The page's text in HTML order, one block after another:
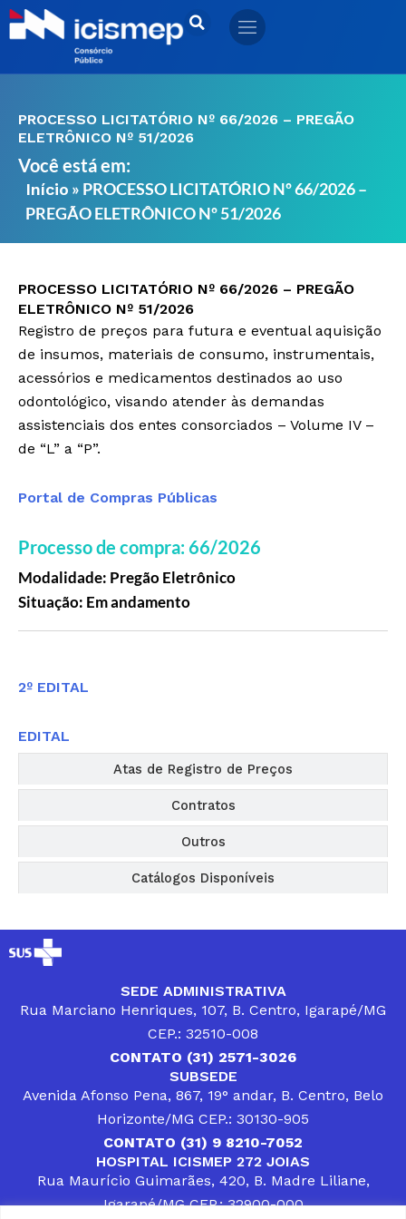
Ir
para
PROCESSO LICITATÓRIO Nº 66/2026 – PREGÃO
ELETRÔNICO Nº 51/2026
Você está em:
Início » PROCESSO LICITATÓRIO Nº 66/2026 –
PREGÃO ELETRÔNICO Nº 51/2026
PROCESSO LICITATÓRIO Nº 66/2026 – PREGÃO
ELETRÔNICO Nº 51/2026
Registro de preços para futura e eventual aquisição
de insumos, materiais de consumo, instrumentais,
acessórios e medicamentos destinados ao uso
odontológico, visando atender às demandas
assistenciais dos entes consorciados – Volume IV –
de “L” a “P”.
Portal de Compras Públicas
Processo de compra: 66/2026
Modalidade: Pregão Eletrônico
Situação: Em andamento
Atas de Registro de Preços
Contratos
Outros
Catálogos Disponíveis
2º EDITAL
EDITAL
SEDE ADMINISTRATIVA
Rua Marciano Henriques, 107, B. Centro, Igarapé/MG
CEP.: 32510-008
CONTATO (31) 2571-3026
SUBSEDE
Avenida Afonso Pena, 867, 19° andar, B. Centro, Belo
Horizonte/MG CEP.: 30130-905
CONTATO (31) 9 8210-7052
HOSPITAL ICISMEP 272 JOIAS
Rua Maurício Guimarães, 420, B. Madre Liliane,
Igarapé/MG CEP.: 32900-000